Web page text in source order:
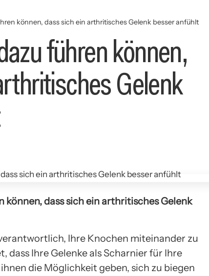
können, dass sich ein arthritisches Gelenk besser anfühlt
führen können,
Gelenk
können, dass sich ein arthritisches Gelenk
Ihre Knochen miteinander zu
dass Ihre Gelenke als Scharnier für Ihre
die Möglichkeit geben, sich zu biegen